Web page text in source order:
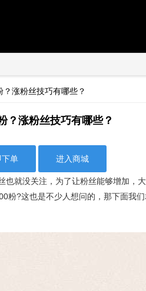
涨粉丝技巧有哪些？
？涨粉丝技巧有哪些？
下单 进入商城
也就没关注，为了让粉丝能够增加，
粉?这也是不少人想问的，那下面我